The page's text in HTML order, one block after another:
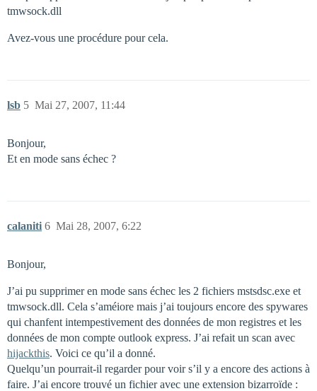
tmwsock.dll
Avez-vous une procédure pour cela.
lsb Mai 27, 2007, 11:44
5
Bonjour,
Et en mode sans échec ?
calaniti Mai 28, 2007, 6:22
6
Bonjour,
J’ai pu supprimer en mode sans échec les 2 fichiers mstsdsc.exe et
tmwsock.dll. Cela s’améiore mais j’ai toujours encore des spywares
qui chanfent intempestivement des données de mon registres et les
données de mon compte outlook express. J’ai refait un scan avec
hijackthis. Voici ce qu’il a donné.
Quelqu’un pourrait-il regarder pour voir s’il y a encore des actions à
faire. J’ai encore trouvé un fichier avec une extension bizarroïde :